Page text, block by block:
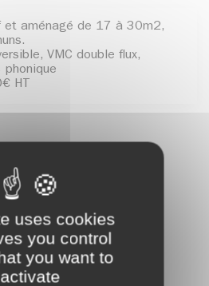
uses cookies
you control
you want to
activate
et aménagé de 17 à 30m2,
VMC double flux,
phonique
HT